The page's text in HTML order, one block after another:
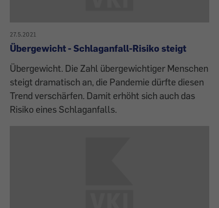
27.5.2021
Übergewicht - Schlaganfall-Risiko steigt
Übergewicht. Die Zahl übergewichtiger Menschen
steigt dramatisch an, die Pandemie dürfte diesen
Trend verschärfen. Damit erhöht sich auch das
Risiko eines Schlaganfalls.­­